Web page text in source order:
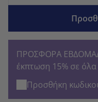
ΠΡΟΣΦΟΡΑ
έκπτωση 15% σε
Προσθήκη